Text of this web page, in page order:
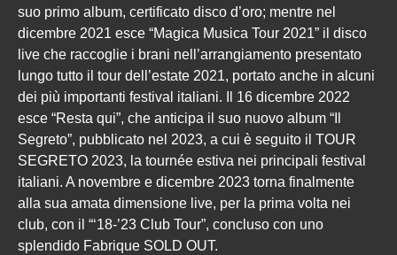
suo primo album, certificato disco d’oro; mentre nel
dicembre 2021 esce “Magica Musica Tour 2021” il disco
live che raccoglie i brani nell’arrangiamento presentato
lungo tutto il tour dell’estate 2021, portato anche in alcuni
dei più importanti festival italiani. Il 16 dicembre 2022
esce “Resta qui”, che anticipa il suo nuovo album “Il
Segreto”, pubblicato nel 2023, a cui è seguito il TOUR
SEGRETO 2023, la tournée estiva nei principali festival
italiani. A novembre e dicembre 2023 torna finalmente
alla sua amata dimensione live, per la prima volta nei
club, con il “‘18-’23 Club Tour”, concluso con uno
splendido Fabrique SOLD OUT.